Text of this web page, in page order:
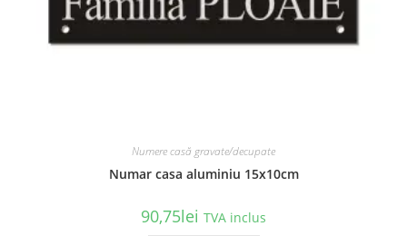
Numere casă gravate/decupate
Numar casa aluminiu 15x10cm
90,75lei TVA inclus